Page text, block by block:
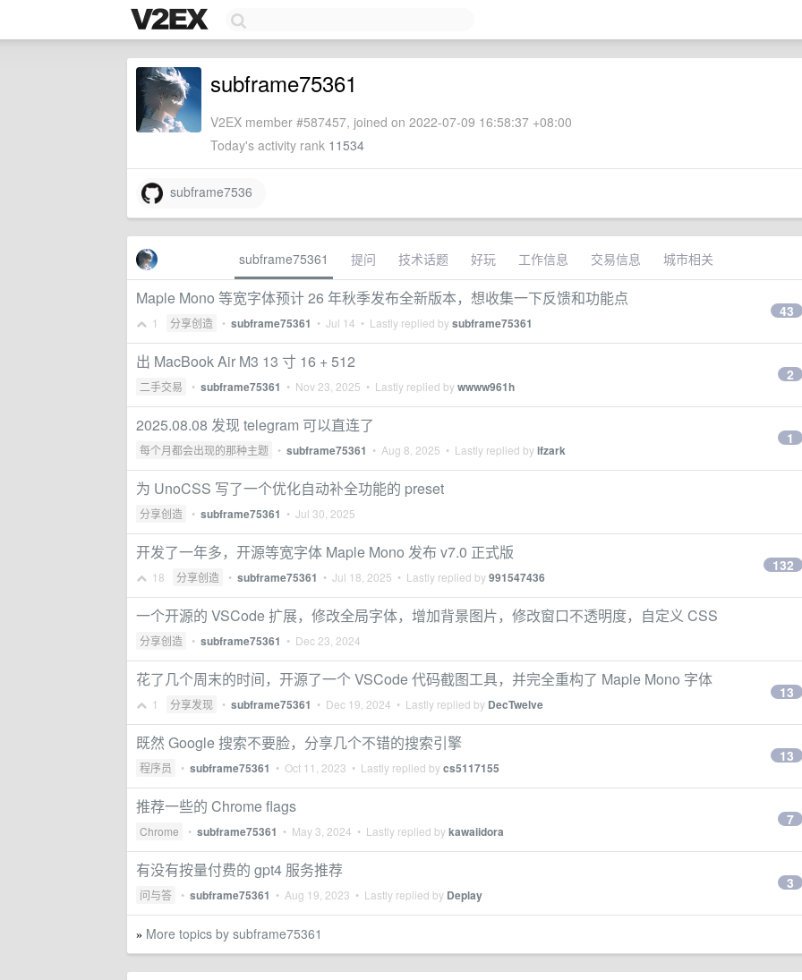
subframe75361
V2EX member #587457, joined on 2022-07-09 16:58:37 +08:00
Today's activity rank 11534
subframe7536
subframe75361 提问 技术话题 好玩 工作信息 交易信息 城市相关
Maple Mono 等宽字体预计 26 年秋季发布全新版本，想收集一下反馈和功能点
1 分享创造 • subframe75361 • Jul 14 • Lastly replied bysubframe75361
43
出 MacBook Air M3 13 寸 16 + 512
二手交易 • subframe75361 • Nov 23, 2025 • Lastly replied bywwww961h
2
2025.08.08 发现 telegram 可以直连了
每个月都会出现的那种主题 • subframe75361 • Aug 8, 2025 • Lastly replied bylfzark
1
为 UnoCSS 写了一个优化自动补全功能的 preset
分享创造 • subframe75361 • Jul 30, 2025
开发了一年多，开源等宽字体 Maple Mono 发布 v7.0 正式版
18 分享创造 • subframe75361 • Jul 18, 2025 • Lastly replied by991547436
132
一个开源的 VSCode 扩展，修改全局字体，增加背景图片，修改窗口不透明度，自定义 CSS
分享创造 • subframe75361 • Dec 23, 2024
花了几个周末的时间，开源了一个 VSCode 代码截图工具，并完全重构了 Maple Mono 字体
1 分享发现 • subframe75361 • Dec 19, 2024 • Lastly replied by DecTwelve
13
既然 Google 搜索不要脸，分享几个不错的搜索引擎
程序员 • subframe75361 • Oct 11, 2023 • Lastly replied bycs5117155
13
推荐一些的 Chrome flags
Chrome • subframe75361 • May 3, 2024 • Lastly replied bykawaiidora
7
有没有按量付费的 gpt4 服务推荐
问与答 • subframe75361 • Aug 19, 2023 • Lastly replied by Deplay
3
» More topics by subframe75361